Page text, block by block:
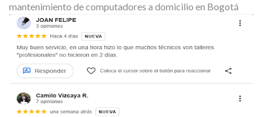
mantenimiento de computadores a domicilio en Bogotá